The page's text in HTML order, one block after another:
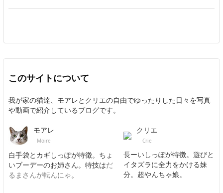
このサイトについて
我が家の猫達、モアレとクリエの自由でゆったりした日々を写真
や動画で紹介しているブログです。
モアレ
Moire
白手袋とカギしっぽが特徴。ちょ
いブーデーのお姉さん。特技はだ
るまさんが転んにゃ。
クリエ
Crie
長ーいしっぽが特徴。遊びと
イタズラに全力をかける妹
分。超やんちゃ娘。